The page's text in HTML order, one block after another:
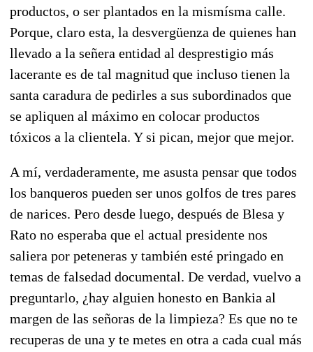
productos, o ser plantados en la mismísma calle.
Porque, claro esta, la desvergüenza de quienes han
llevado a la señera entidad al desprestigio más
lacerante es de tal magnitud que incluso tienen la
santa caradura de pedirles a sus subordinados que
se apliquen al máximo en colocar productos
tóxicos a la clientela. Y si pican, mejor que mejor.
A mí, verdaderamente, me asusta pensar que todos
los banqueros pueden ser unos golfos de tres pares
de narices. Pero desde luego, después de Blesa y
Rato no esperaba que el actual presidente nos
saliera por peteneras y también esté pringado en
temas de falsedad documental. De verdad, vuelvo a
preguntarlo, ¿hay alguien honesto en Bankia al
margen de las señoras de la limpieza? Es que no te
recuperas de una y te metes en otra a cada cual más